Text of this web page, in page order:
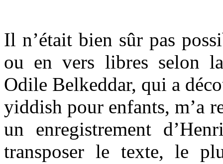
Il n’était bien sûr pas
ou en vers libres selon
Odile Belkeddar, qui a
yiddish pour enfants, m’a
un enregistrement
transposer le texte, le